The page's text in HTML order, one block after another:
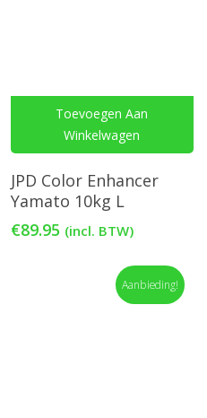
Toevoegen Aan
Winkelwagen
JPD Color Enhancer
Yamato 10kg L
€89.95 (incl. BTW)
Aanbieding!